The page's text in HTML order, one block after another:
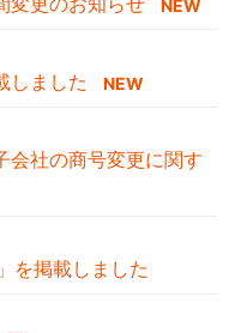
しました
会社の商号変更に関す
を掲載しました